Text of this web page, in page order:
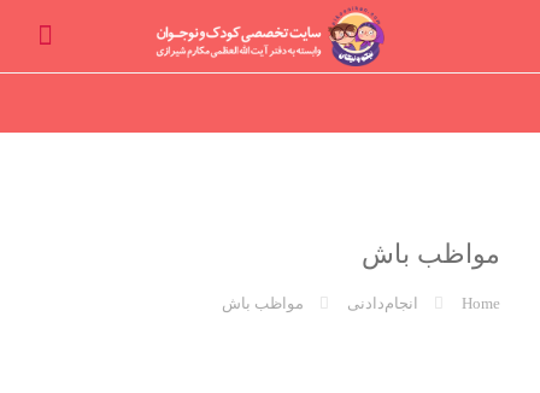
مواظب باش
Home انجام‌دادنی مواظب باش